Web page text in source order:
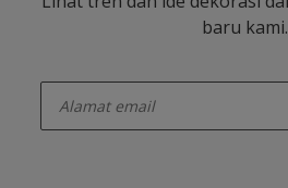
baru kami.